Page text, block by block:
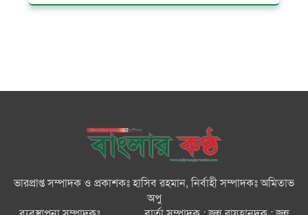
পালিত
জুলাইয়ে সড়কে ঝরল ৪১৬ প্রাণ,
মোটরসাইকেলে সর্বাধিক মৃত্যু
দেশের বিভিন্ন স্থানে বৃষ্টির পূর্বাভাস
ভারপ্রাপ্ত সম্পাদক ও প্রকাশকঃ হাসিব রহমান, নির্বাহী সম্পাদকঃ অমিতাভ
অপু